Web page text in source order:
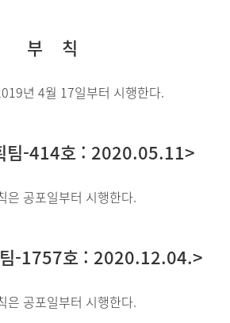
부 칙
년 4월 17일부터 시행한다.
-414호 : 2020.05.11>
은 공포일부터 시행한다.
-1757호 : 2020.12.04.>
은 공포일부터 시행한다.